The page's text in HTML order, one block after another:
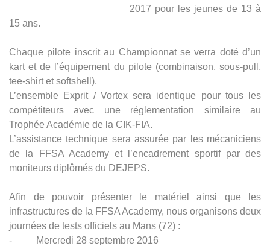
2017 pour les jeunes de 13 à
15 ans.
Chaque pilote inscrit au Championnat se verra doté d’un
kart et de l’équipement du pilote (combinaison, sous-pull,
tee-shirt et softshell).
L’ensemble Exprit / Vortex sera identique pour tous les
compétiteurs avec une réglementation similaire au
Trophée Académie de la CIK-FIA.
L’assistance technique sera assurée par les mécaniciens
de la FFSA Academy et l’encadrement sportif par des
moniteurs diplômés du DEJEPS.
Afin de pouvoir présenter le matériel ainsi que les
infrastructures de la FFSA Academy, nous organisons deux
journées de tests officiels au Mans (72) :
- Mercredi 28 septembre 2016